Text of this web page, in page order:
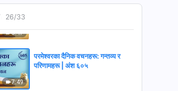
26/33
5:47
परमेश्‍वरका दैनिक वचनहरू: गन्तव्य र
7:49
परमेश्‍वरका दैनिक वचनहरू: गन्तव्य र
परिणामहरू | अंश ६०५